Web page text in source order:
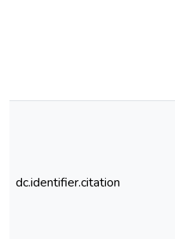
dc.identifier.citation